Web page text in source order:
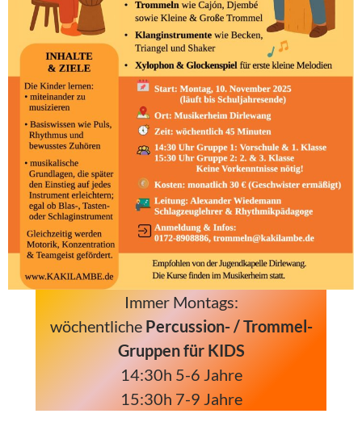
Immer Montags:
wöchentliche Percussion- / Trommel-
Gruppen für KIDS
14:30h 5-6 Jahre
15:30h 7-9 Jahre